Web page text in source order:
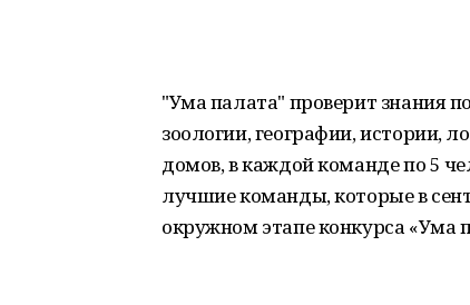
"Ума палата" проверит знания
зоологии, географии, истории,
домов, в каждой команде по 5
лучшие команды, которые в
окружном этапе конкурса «Ума